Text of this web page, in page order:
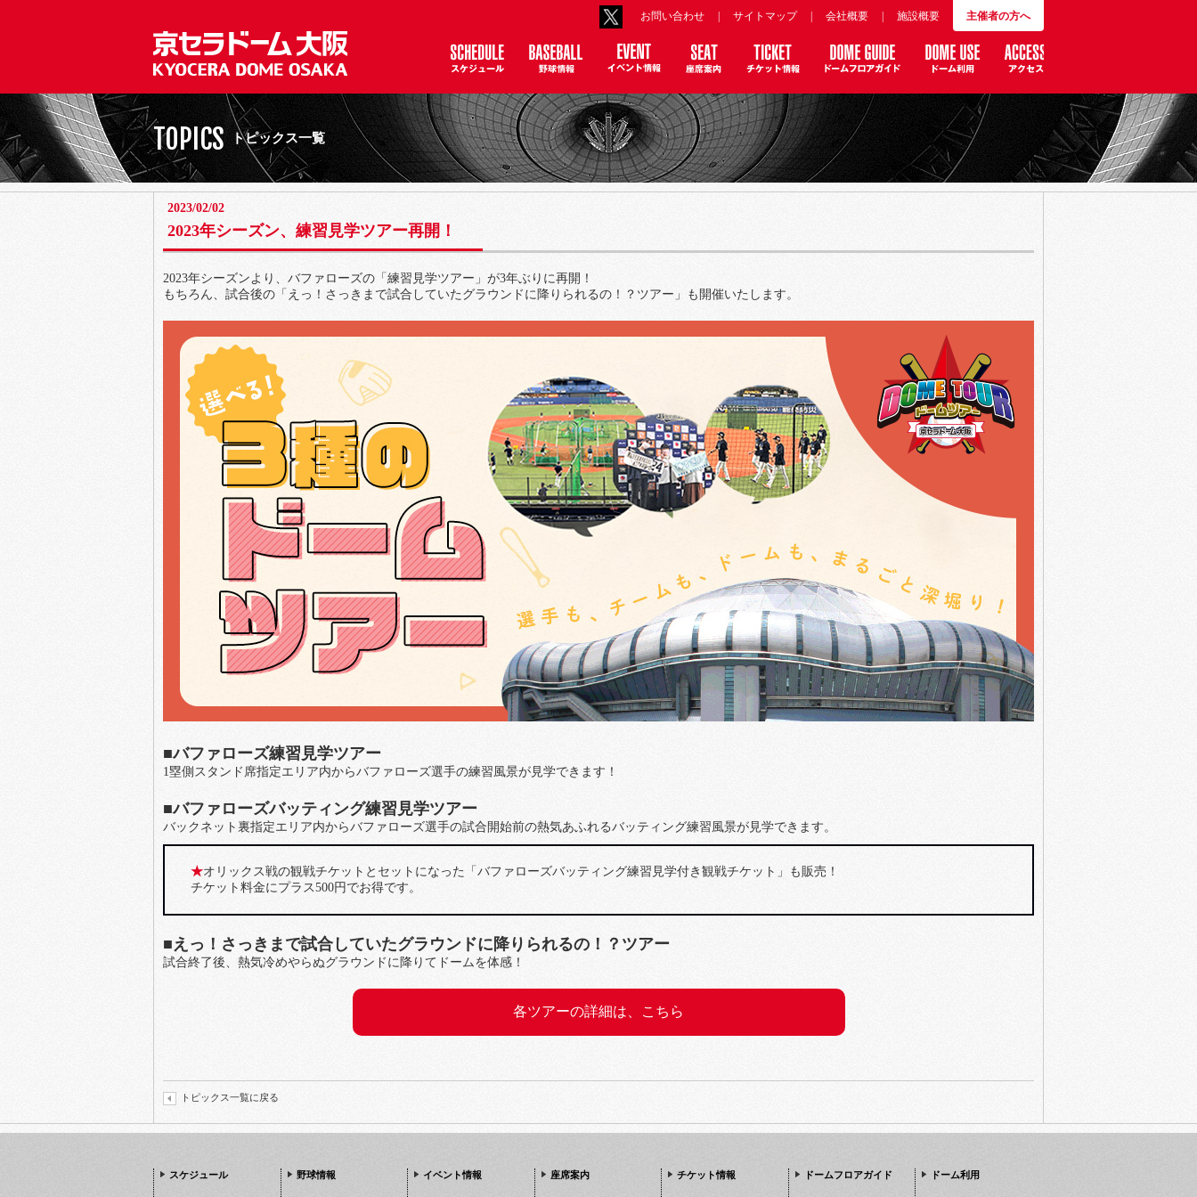
主催者の方へ
施設概要
会社概要
サイトマップ
お問い合わせ
TOPICS トピックス一覧
2023/02/02
2023年シーズン、練習見学ツアー再開！
2023年シーズンより、バファローズの「練習見学ツアー」が3年ぶりに再開！
もちろん、試合後の「えっ！さっきまで試合していたグラウンドに降りられるの！？ツアー」も開催いたします。
■バファローズ練習見学ツアー
1塁側スタンド席指定エリア内からバファローズ選手の練習風景が見学できます！
■バファローズバッティング練習見学ツアー
バックネット裏指定エリア内からバファローズ選手の試合開始前の熱気あふれるバッティング練習風景が見学できます。
★オリックス戦の観戦チケットとセットになった「バファローズバッティング練習見学付き観戦チケット」も販売！
チケット料金にプラス500円でお得です。
■えっ！さっきまで試合していたグラウンドに降りられるの！？ツアー
試合終了後、熱気冷めやらぬグラウンドに降りてドームを体感！
各ツアーの詳細は、こちら
トピックス一覧に戻る
スケジュール 野球情報 イベント情報 座席案内 チケット情報 ドームフロアガイド ドーム利用